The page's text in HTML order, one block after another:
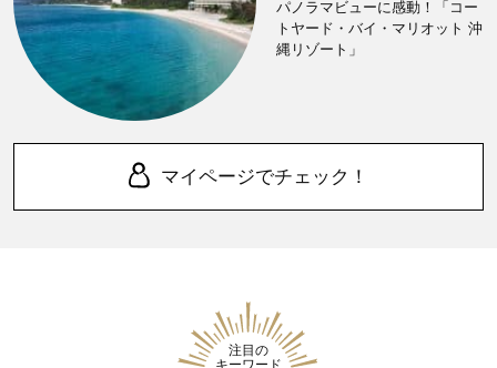
パノラマビューに感動！「コー
トヤード・バイ・マリオット 沖
縄リゾート」
マイページでチェック！
注目の
キーワード